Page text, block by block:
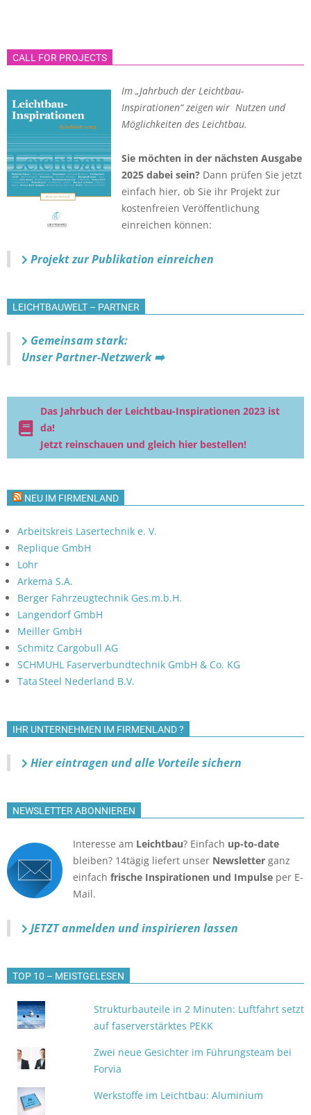
CALL FOR PROJECTS
Im „Jahrbuch der Leichtbau-
Inspirationen“ zeigen wir Nutzen und
Möglichkeiten des Leichtbau.
Sie möchten in der nächsten Ausgabe
2025 dabei sein? Dann prüfen Sie jetzt
einfach hier, ob Sie ihr Projekt zur
kostenfreien Veröffentlichung
einreichen können:
Projekt zur Publikation einreichen
LEICHTBAUWELT – PARTNER
Gemeinsam stark:
Unser Partner-Netzwerk ➡️
Das Jahrbuch der Leichtbau-Inspirationen 2023 ist
da!
Jetzt reinschauen und gleich hier bestellen!
NEU IM FIRMENLAND
Arbeitskreis Lasertechnik e. V.
Replique GmbH
Lohr
Arkema S.A.
Berger Fahrzeugtechnik Ges.m.b.H.
Langendorf GmbH
Meiller GmbH
Schmitz Cargobull AG
SCHMUHL Faserverbundtechnik GmbH & Co. KG
Tata Steel Nederland B.V.
IHR UNTERNEHMEN IM FIRMENLAND ?
Hier eintragen und alle Vorteile sichern
NEWSLETTER ABONNIEREN
Interesse am Leichtbau? Einfach up-to-date
bleiben? 14tägig liefert unser Newsletter ganz
einfach frische Inspirationen und Impulse per E-
Mail.
JETZT anmelden und inspirieren lassen
TOP 10 – MEISTGELESEN
Strukturbauteile in 2 Minuten: Luftfahrt setzt
auf faserverstärktes PEKK
Zwei neue Gesichter im Führungsteam bei
Forvia
Werkstoffe im Leichtbau: Aluminium